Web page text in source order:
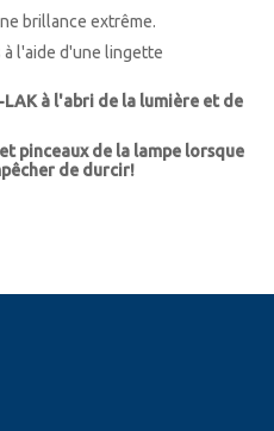
brillance extrême.
l'aide d'une lingette
à l'abri de la lumière et de
pinceaux de la lampe lorsque
de durcir!